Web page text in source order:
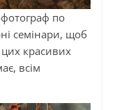
фотограф по
семінари, щоб
красивих
всім